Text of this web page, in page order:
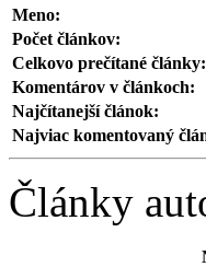
Meno:
Počet článkov:
Celkovo prečítané články:
Komentárov v článkoch:
Najčítanejší článok:
Najviac komentovaný
Články